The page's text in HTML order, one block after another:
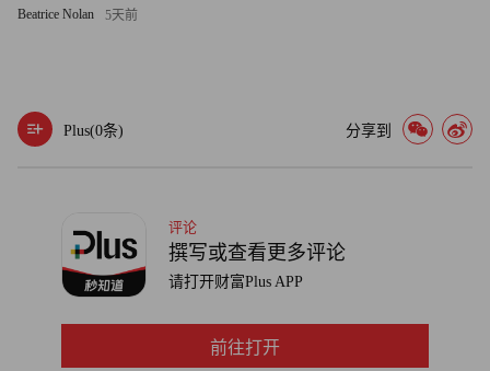
时完全遵守了客户所要求的 CSR 标准？（他们的客户通常
宣称能够达标的可能是在说谎。这些调查虽然不是科学研
究，但却反映了一个很重要的事实: 至少是在供应链环节
中，CSR 并没有被广泛认可。
一些大型企业，它们十分成功，有足够的资源和动力来实
Beatrice Nolan 5天前
Plus(0条) 分享到
评论
撰写或查看更多评论
请打开财富Plus APP
前往打开